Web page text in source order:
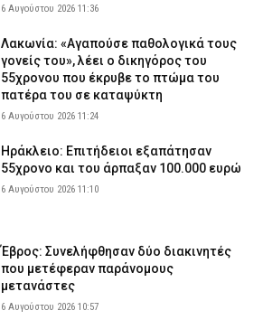
6 Αυγούστου 2026 11:36
Λακωνία: «Αγαπούσε παθολογικά τους
γονείς του», λέει ο δικηγόρος του
55χρονου που έκρυβε το πτώμα του
πατέρα του σε καταψύκτη
6 Αυγούστου 2026 11:24
Ηράκλειο: Επιτήδειοι εξαπάτησαν
55χρονο και του άρπαξαν 100.000 ευρώ
6 Αυγούστου 2026 11:10
Έβρος: Συνελήφθησαν δύο διακινητές
που μετέφεραν παράνομους
μετανάστες
6 Αυγούστου 2026 10:57